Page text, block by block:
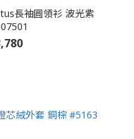
長袖圓領衫 波光紫